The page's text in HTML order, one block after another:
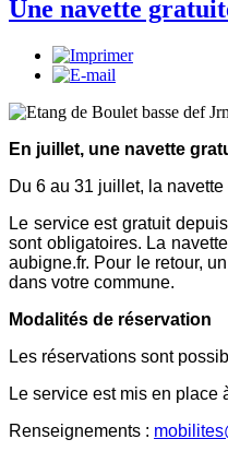
Une navette
En juillet, une navette
Du 6 au 31 juillet, la
Le service est gratuit
sont obligatoires. La
aubigne.fr. Pour le retour,
dans votre commune.
Modalités de réservation
Les réservations sont
Le service est mis en place
Renseignements :